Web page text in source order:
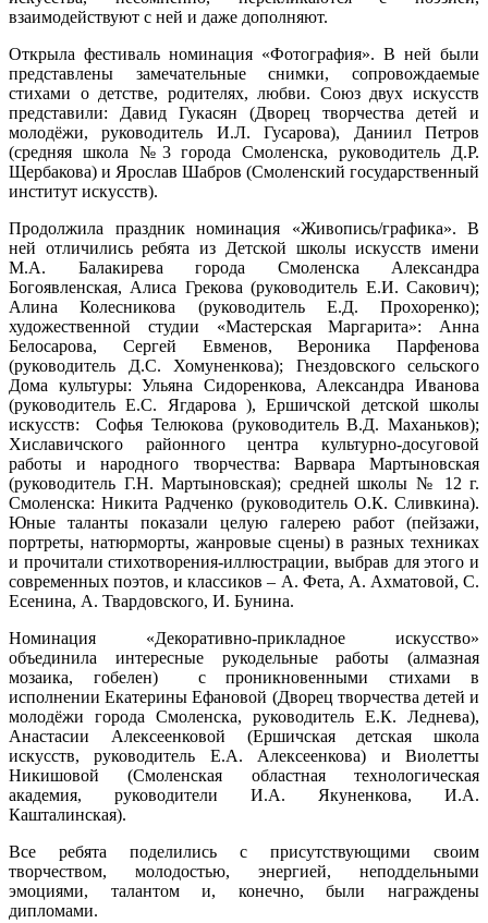
взаимодействуют с ней и даже дополняют.
Открыла фестиваль номинация «Фотография». В ней были
представлены замечательные снимки, сопровождаемые
стихами о детстве, родителях, любви. Союз двух искусств
представили: Давид Гукасян (Дворец творчества детей и
молодёжи, руководитель И.Л. Гусарова), Даниил Петров
(средняя школа №3 города Смоленска, руководитель Д.Р.
Щербакова) и Ярослав Шабров (Смоленский государственный
институт искусств).
Продолжила праздник номинация «Живопись/графика». В
ней отличились ребята из Детской школы искусств имени
М.А. Балакирева города Смоленска Александра
Богоявленская, Алиса Грекова (руководитель Е.И. Сакович);
Алина Колесникова (руководитель Е.Д. Прохоренко);
художественной студии «Мастерская Маргарита»: Анна
Белосарова, Сергей Евменов, Вероника Парфенова
(руководитель Д.С. Хомуненкова); Гнездовского сельского
Дома культуры: Ульяна Сидоренкова, Александра Иванова
(руководитель Е.С. Ягдарова ), Ершичской детской школы
искусств: Софья Телюкова (руководитель В.Д. Маханьков);
Хиславичского районного центра культурно-досуговой
работы и народного творчества: Варвара Мартыновская
(руководитель Г.Н. Мартыновская); средней школы № 12 г.
Смоленска: Никита Радченко (руководитель О.К. Сливкина).
Юные таланты показали целую галерею работ (пейзажи,
портреты, натюрморты, жанровые сцены) в разных техниках
и прочитали стихотворения-иллюстрации, выбрав для этого и
современных поэтов, и классиков – А. Фета, А. Ахматовой, С.
Есенина, А. Твардовского, И. Бунина.
Номинация «Декоративно-прикладное искусство»
объединила интересные рукодельные работы (алмазная
мозаика, гобелен) с проникновенными стихами в
исполнении Екатерины Ефановой (Дворец творчества детей и
молодёжи города Смоленска, руководитель Е.К. Леднева),
Анастасии Алексеенковой (Ершичская детская школа
искусств, руководитель Е.А. Алексеенкова) и Виолетты
Никишовой (Смоленская областная технологическая
академия, руководители И.А. Якуненкова, И.А.
Кашталинская).
Все ребята поделились с присутствующими своим
творчеством, молодостью, энергией, неподдельными
эмоциями, талантом и, конечно, были награждены
дипломами.